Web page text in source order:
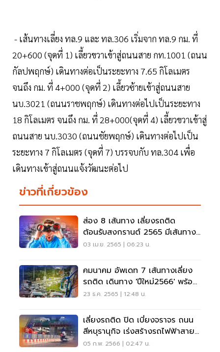
- เส้นทางเลี่ยง ทล.9 และ ทล.306 เริ่มจาก ทล.9 กม. ที่
20+600 (จุดที่ 1) เลี้ยวขวาเข้าสู่ถนนสาย กท.1001 (ถนน
กัลปพฤกษ์) เดินทางต่อเป็นระยะทาง 7.65 กิโลเมตร
จนถึง กม. ที่ 4+000 (จุดที่ 2) เลี้ยวซ้ายเข้าสู่ถนนสาย
นบ.3021 (ถนนราชพฤกษ์) เดินทางต่อไปเป็นระยะทาง
18 กิโลเมตร จนถึง กม. ที่ 28+000(จุดที่ 4) เลี้ยวขวาเข้าสู่
ถนนสาย นบ.3030 (ถนนชัยพฤกษ์) เดินทางต่อไปเป็น
ระยะทาง 7 กิโลเมตร (จุดที่ 7) บรรจบกับ ทล.304 เพื่อ
เดินทางเข้าสู่ถนนแจ้งวัฒนะต่อไป
ข่าวที่เกี่ยวข้อง
ส่อง 8 เส้นทาง เลี่ยงรถติด
ต้อนรับสงกรานต์ 2565 มีเส้นทาง
ไหนบ้าง
03 เม.ย. 2565 | 06:23 น.
คมนาคม อัพเดท 7 เส้นทางเลี่ยง
รถติด เดินทาง 'ปีใหม่2566' พร้อม
แผนที่
23 ธ.ค. 2565 | 12:48 น.
เลี่ยงรถติด ปิด เบี่ยงจราจร ถนน
สีหบุรานุกิจ เร่งสร้างรถไฟฟ้าสาย
สีชมพู
05 ก.พ. 2566 | 02:47 น.